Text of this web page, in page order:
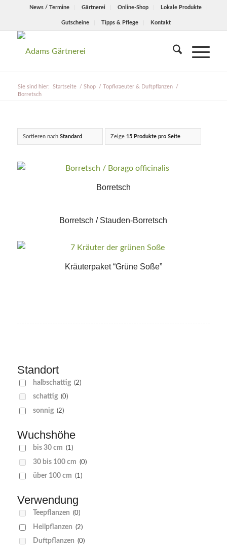
News / Termine Gärtnerei Online-Shop Lokale Produkte
Gutscheine Tipps & Pflege Kontakt
Sie sind hier: Startseite / Shop / Topfkraeuter & Duftpflanzen
/
Borretsch
Sortieren nach Standard Zeige 15 Produkte pro Seite
Borretsch
Borretsch / Stauden-Borretsch
Kräuterpaket “Grüne Soße”
Standort
halbschattig (2)
schattig (0)
sonnig (2)
Wuchshöhe
bis 30 cm (1)
30 bis 100 cm (0)
über 100 cm (1)
Verwendung
Teepflanzen (0)
Heilpflanzen (2)
Duftpflanzen (0)